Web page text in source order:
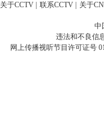
关于CCTV 联系CCTV 关于
中
违法和不良信
网上传播视听节目许可证号